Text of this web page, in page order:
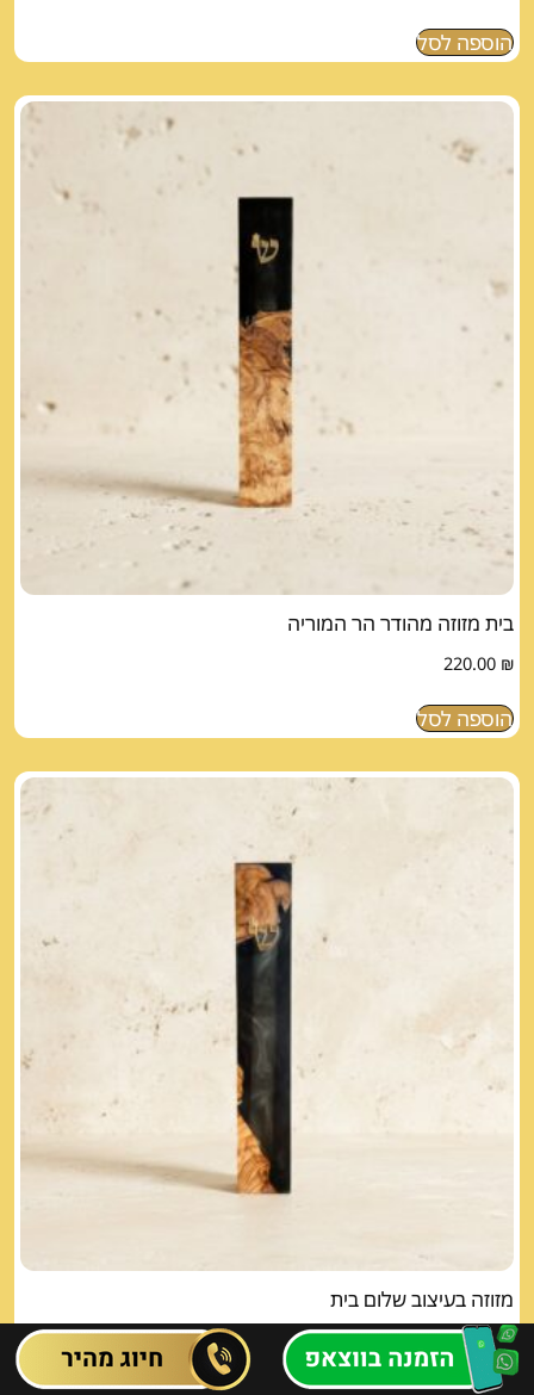
הוספה לסל
בית מזוזה מהודר הר המוריה
220.00 ₪
הוספה לסל
מזוזה בעיצוב שלום בית
220.00₪